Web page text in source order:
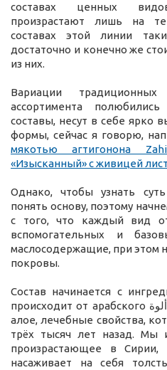
составах ценных
произрастают лишь на
составах этой линии
достаточно и конечно же
из них.
Вариации
ассортимента
составы, несут в себе ярко
формы, сейчас я говорю,
мякотью агтигонона
«Изысканный» с живицей
Однако, чтобы узнать
понять основу, поэтому
с того, что каждый вид
вспомогательных и
маслосодержащие, при
покровы.
Состав начинается с
происходит от арабского ألوة - альва и это конечно же
алое, лечебные свойства,
трёх тысяч лет назад. Мы
произрастающее в Сирии,
насаживает на себя